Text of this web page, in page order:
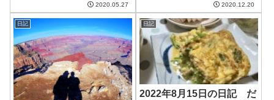
しも出たが午後からは雨が降っ
てきた。洗濯ものはどうにか雨
が降る前に取り入れられたが、
もう梅雨なのだろうか?午前中は
ブログ更新とシ...
2020.05.27
のだが、午後になると曇ってき
てさらには雨に。なんだか安定
しない天気だったが、寒いのだ
けは一貫していた。一貫してほ
しいのはそこじゃ...
2020.12.20
日記 日記
2022年8月15日の日記 だ